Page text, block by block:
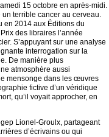
15 octobre en après-midi.
terrible cancer au cerveau.
en 2014 aux Éditions du
des libraires l’année
S’appuyant sur une analyse
interrogation sur la
De manière plus
atmosphère aussi
mensonge dans les œuvres
fictive d’un véridique
qu’il voyait approcher, en
Lionel-Groulx, partageant
d’écrivains ou qui